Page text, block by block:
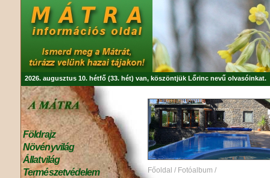
2026. augusztus 10. hétfő (33. hét) van, köszöntjük Lőrinc nevű olvasóinkat.
Földrajz
Növényvilág
Állatvilág
Természetvédelem
Főoldal / Fotóalbum /